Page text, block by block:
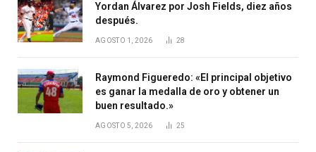
Yordan Álvarez por Josh Fields, diez años
después.
AGOSTO 1, 2026 28
Raymond Figueredo: «El principal objetivo
es ganar la medalla de oro y obtener un
buen resultado.»
AGOSTO 5, 2026 25